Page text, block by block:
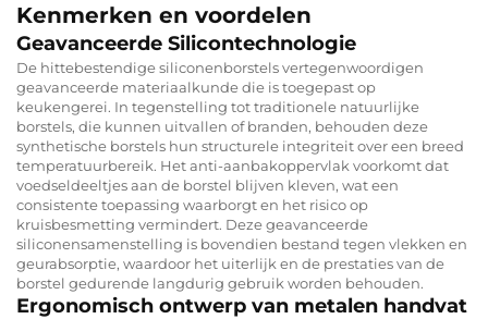
Kenmerken en voordelen
Geavanceerde Silicontechnologie
De hittebestendige siliconenborstels vertegenwoordigen
geavanceerde materiaalkunde die is toegepast op
keukengerei. In tegenstelling tot traditionele natuurlijke
borstels, die kunnen uitvallen of branden, behouden deze
synthetische borstels hun structurele integriteit over een breed
temperatuurbereik. Het anti-aanbakoppervlak voorkomt dat
voedseldeeltjes aan de borstel blijven kleven, wat een
consistente toepassing waarborgt en het risico op
kruisbesmetting vermindert. Deze geavanceerde
siliconensamenstelling is bovendien bestand tegen vlekken en
geurabsorptie, waardoor het uiterlijk en de prestaties van de
borstel gedurende langdurig gebruik worden behouden.
Ergonomisch ontwerp van metalen handvat